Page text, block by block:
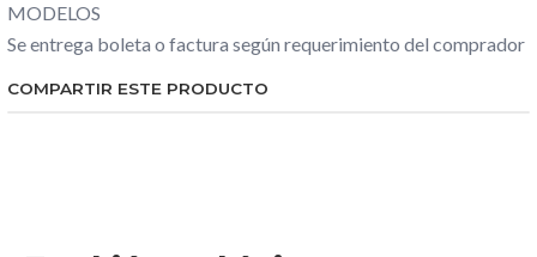
MODELOS
Se entrega boleta o factura según requerimiento del comprador
COMPARTIR ESTE PRODUCTO